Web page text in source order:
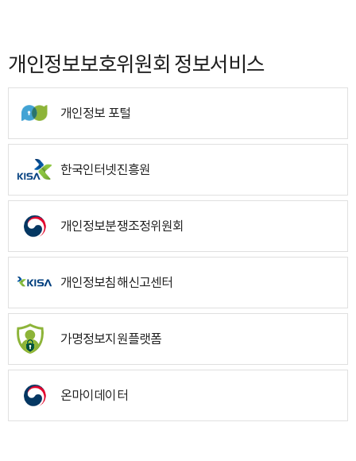
개인정보보호위원회 정보서비스
개인정보 포털
한국인터넷진흥원
개인정보분쟁조정위원회
개인정보침해신고센터
가명정보지원플랫폼
온마이데이터